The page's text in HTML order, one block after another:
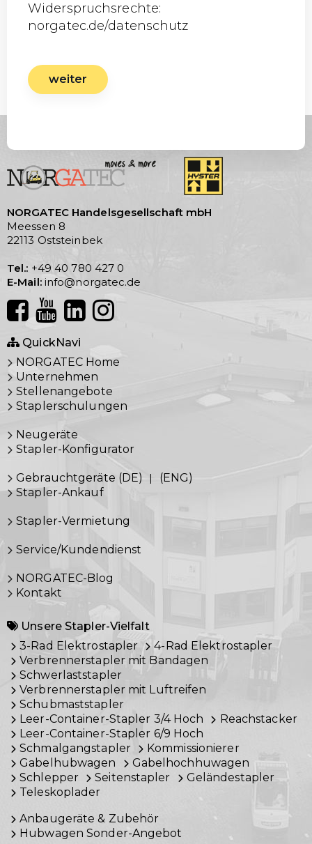
Widerspruchsrechte:
norgatec.de/datenschutz
weiter
NORGATEC Handelsgesellschaft mbH
Meessen 8
22113 Oststeinbek
Tel.: +49 40 780 427 0
E-Mail: info@norgatec.de
QuickNavi
NORGATEC Home
Unternehmen
Stellenangebote
Staplerschulungen
Neugeräte
Stapler-Konfigurator
Gebrauchtgeräte (DE) |
(ENG)
Stapler-Ankauf
Stapler-Vermietung
Service/Kundendienst
NORGATEC-Blog
Kontakt
Unsere Stapler-Vielfalt
3-Rad Elektrostapler
4-Rad Elektrostapler
Verbrennerstapler mit Bandagen
Schwerlaststapler
Verbrennerstapler mit Luftreifen
Schubmaststapler
Leer-Container-Stapler 3/4 Hoch
Reachstacker
Leer-Container-Stapler 6/9 Hoch
Schmalgangstapler
Kommissionierer
Gabelhubwagen
Gabelhochhuwagen
Schlepper
Seitenstapler
Geländestapler
Teleskoplader
Anbaugeräte & Zubehör
Hubwagen Sonder-Angebot